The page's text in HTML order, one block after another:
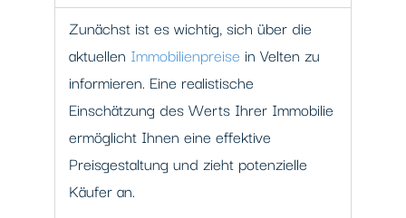
Zunächst ist es wichtig, sich über die
aktuellen Immobilienpreise in Velten zu
informieren. Eine realistische
Einschätzung des Werts Ihrer Immobilie
ermöglicht Ihnen eine effektive
Preisgestaltung und zieht potenzielle
Käufer an.